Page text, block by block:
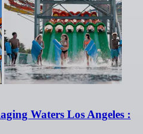
Waters Los Angeles :